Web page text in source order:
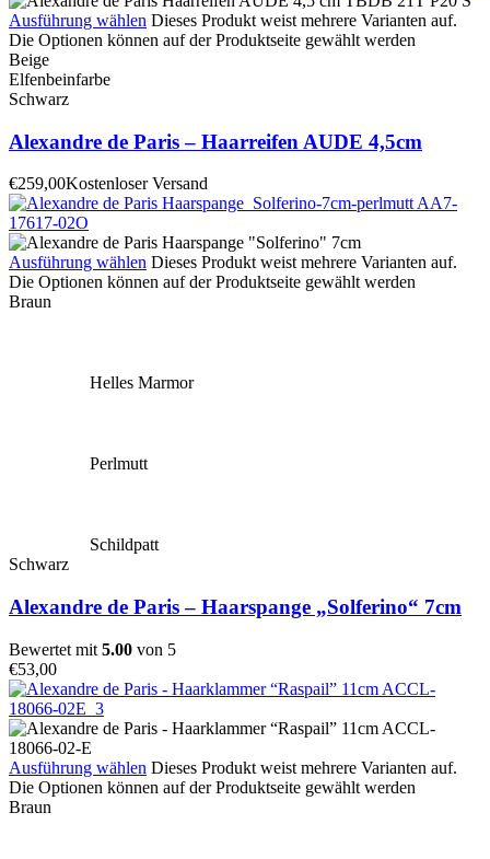
Ausführung wählen Dieses Produkt weist mehrere Varianten auf.
Die Optionen können auf der Produktseite gewählt werden
Beige
Elfenbeinfarbe
Schwarz
Alexandre de Paris – Haarreifen AUDE 4,5cm
€259,00Kostenloser Versand
Ausführung wählen Dieses Produkt weist mehrere Varianten auf.
Die Optionen können auf der Produktseite gewählt werden
Braun
Helles Marmor
Perlmutt
Schildpatt
Schwarz
Alexandre de Paris – Haarspange „Solferino“ 7cm
Bewertet mit 5.00 von 5
€53,00
Ausführung wählen Dieses Produkt weist mehrere Varianten auf.
Die Optionen können auf der Produktseite gewählt werden
Braun